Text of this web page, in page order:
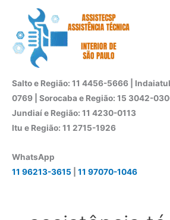
conteúdo
Salto e Região: 11 4456-5666 |
0769 | Sorocaba e Região: 15 3042-
Jundiaí e Região: 11 4230-0113
Itu e Região: 11 2715-1926
WhatsApp
11 96213-3615
11 97070-1046